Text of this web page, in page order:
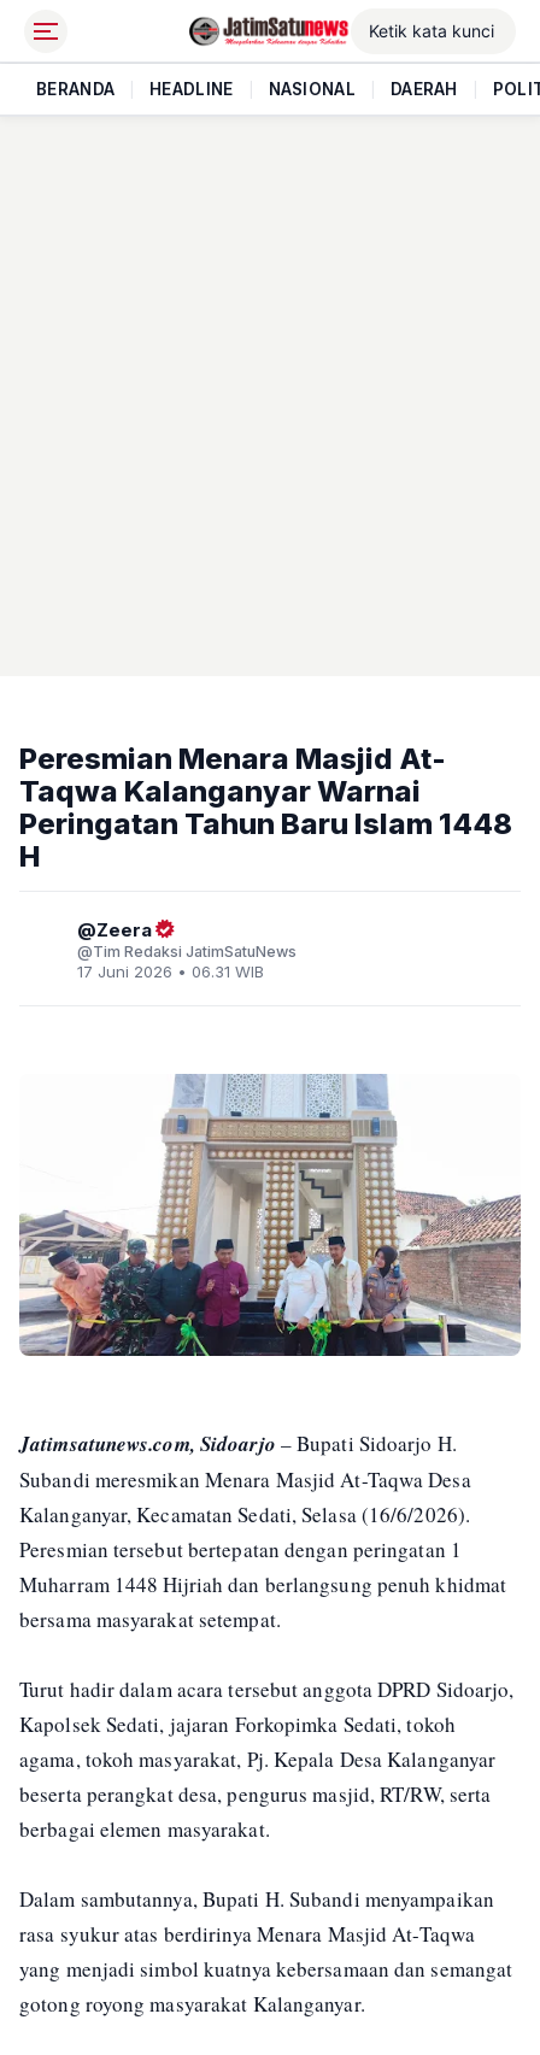
BERANDA HEADLINE NASIONAL DAERAH
Peresmian Menara Masjid At-
Taqwa Kalanganyar Warnai
Peringatan Tahun Baru Islam 1448
H
Zeera
Tim Redaksi JatimSatuNews
17 Juni 2026 • 06.31 WIB
Jatimsatunews.com, Sidoarjo – Bupati Sidoarjo H.
Subandi meresmikan Menara Masjid At-Taqwa Desa
Kalanganyar, Kecamatan Sedati, Selasa (16/6/2026).
Peresmian tersebut bertepatan dengan peringatan 1
Muharram 1448 Hijriah dan berlangsung penuh khidmat
bersama masyarakat setempat.
Turut hadir dalam acara tersebut anggota DPRD Sidoarjo,
Kapolsek Sedati, jajaran Forkopimka Sedati, tokoh
agama, tokoh masyarakat, Pj. Kepala Desa Kalanganyar
beserta perangkat desa, pengurus masjid, RT/RW, serta
berbagai elemen masyarakat.
Dalam sambutannya, Bupati H. Subandi menyampaikan
rasa syukur atas berdirinya Menara Masjid At-Taqwa
yang menjadi simbol kuatnya kebersamaan dan semangat
gotong royong masyarakat Kalanganyar.